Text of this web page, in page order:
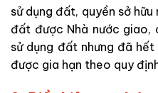
sử dụng đất, quyền sở
đất được Nhà nước giao,
sử dụng đất nhưng đã
được gia hạn theo quy